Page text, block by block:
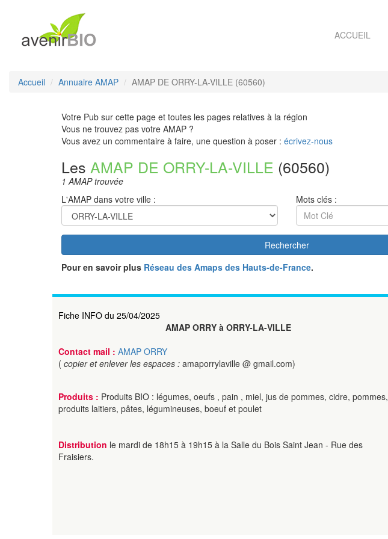
ACCUEIL
Accueil Annuaire AMAP AMAP DE ORRY-LA-VILLE (60560)
Votre Pub sur cette page et toutes les pages relatives à la région
Vous ne trouvez pas votre AMAP ?
Vous avez un commentaire à faire, une question à poser : écrivez-nous
Les AMAP DE ORRY-LA-VILLE (60560)
1 AMAP trouvée
L'AMAP dans votre ville :
Mots clés :
Rechercher
Pour en savoir plus Réseau des Amaps des Hauts-de-France.
Fiche INFO du 25/04/2025
AMAP ORRY à ORRY-LA-VILLE
Contact mail : AMAP ORRY
( copier et enlever les espaces : amaporrylaville @ gmail.com)
Produits : Produits BIO : légumes, oeufs , pain , miel, jus de pommes, cidre, pommes,
produits laitiers, pâtes, légumineuses, boeuf et poulet
Distribution le mardi de 18h15 à 19h15 à la Salle du Bois Saint Jean - Rue des
Fraisiers.